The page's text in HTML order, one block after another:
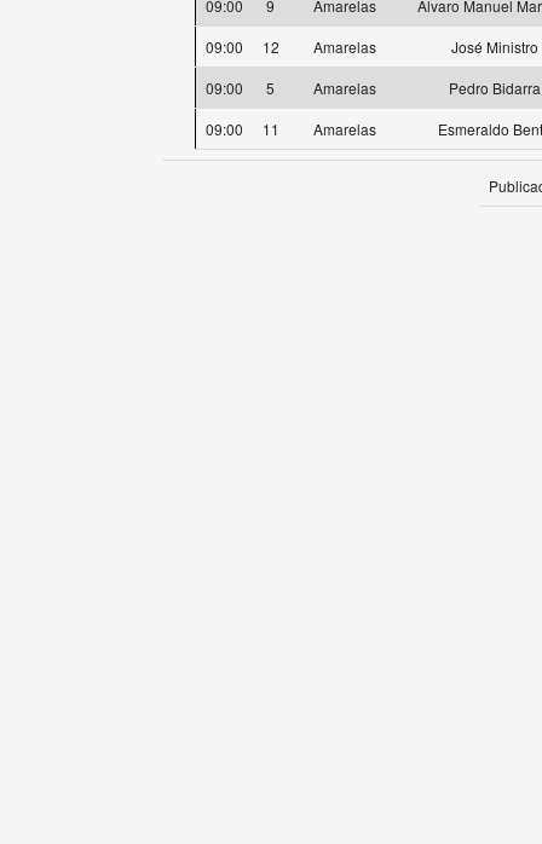
09:00 9 Amarelas
Alvaro Manuel
09:00
12 Amarelas
José Ministro
09:00
5 Amarelas
Pedro Bidarra
09:00
11 Amarelas Esmeraldo